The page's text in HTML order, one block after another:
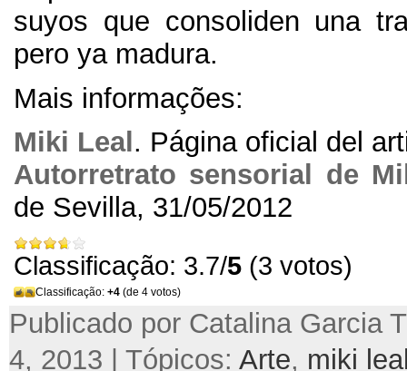
suyos que consoliden una
pero ya madura.
Mais informações:
Miki Leal . Página oficial del
Autorretrato sensorial de
de Sevilla, 31/05/2012
Classificação: 3.7/5 (3 votos)
Classificação: +4 (de 4 votos)
Publicado por Catalina Garcia
4, 2013 | Tópicos: Arte, miki